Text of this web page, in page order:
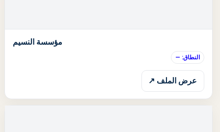
مؤسسة النسيم
النطاق: —
عرض الملف ↗